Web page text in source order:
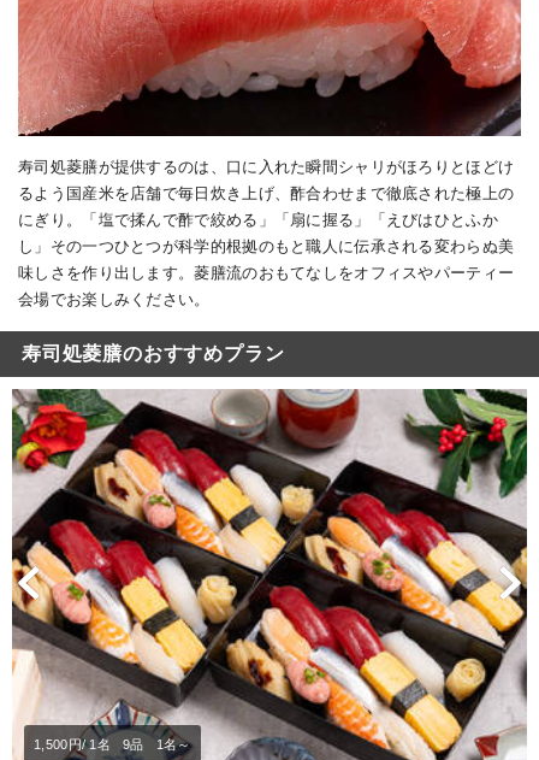
寿司処菱膳が提供するのは、口に入れた瞬間シャリがほろりとほどけ
るよう国産米を店舗で毎日炊き上げ、酢合わせまで徹底された極上の
にぎり。「塩で揉んで酢で絞める」「扇に握る」「えびはひとふか
し」その一つひとつが科学的根拠のもと職人に伝承される変わらぬ美
味しさを作り出します。菱膳流のおもてなしをオフィスやパーティー
会場でお楽しみください。
寿司処菱膳のおすすめプラン
Previous
1,500 円/ 1名 9品 1名～